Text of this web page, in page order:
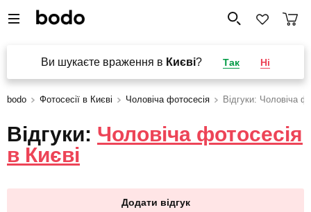
Ви шукаєте враження в Києві? Так Ні
bodo Фотосесії в Києві Чоловіча фотосесія Відгуки: Чоловіча
Відгуки: Чоловіча фотосесія
в Києві
Додати відгук